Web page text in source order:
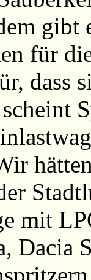
gibt
für
dass
mit
Dacia